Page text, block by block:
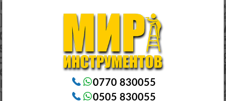
0770 830055
0505 830055